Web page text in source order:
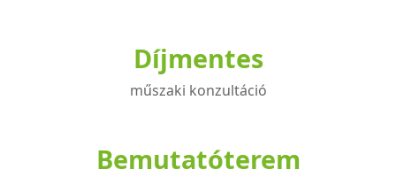
Díjmentes
műszaki konzultáció
Bemutatóterem